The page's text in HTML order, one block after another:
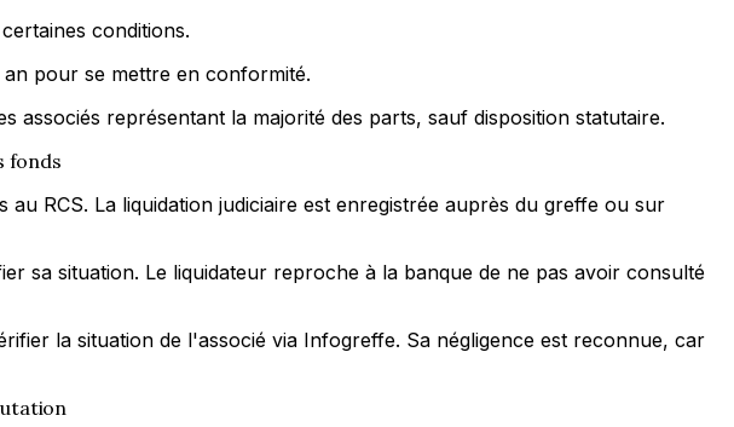
conditions.
an pour se mettre en conformité.
associés représentant la majorité des parts, sauf disposition statutaire.
fonds
RCS. La liquidation judiciaire est enregistrée auprès du greffe ou sur
sa situation. Le liquidateur reproche à la banque de ne pas avoir consulté
la situation de l'associé via Infogreffe. Sa négligence est reconnue, car